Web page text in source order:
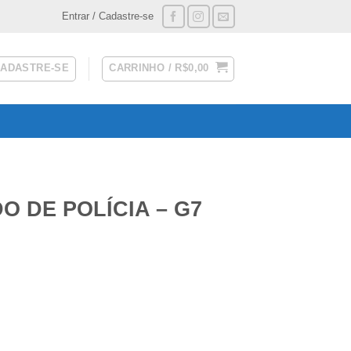
Entrar / Cadastre-se
SE CARRINHO / R$0,00
DE POLÍCIA – G7